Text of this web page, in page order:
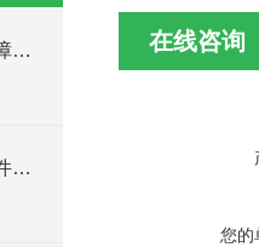
简述绝缘电阻测试仪的常见故障相应解决方法
高频脉冲雷达物位计各组成部件的功能特点分享
在线咨询
您的